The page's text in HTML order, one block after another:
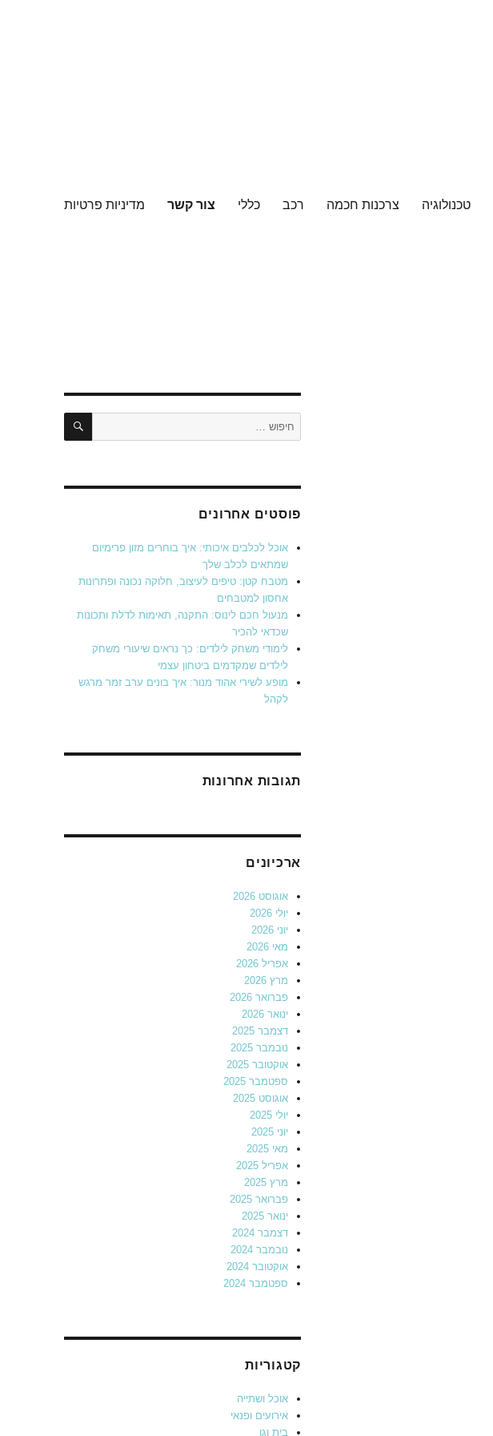
טכנולוגיה צרכנות חכמה רכב כללי צור קשר מדיניות פרטיות
חיפוש
פוסטים אחרונים
אוכל לכלבים איכותי: איך בוחרים מזון פרימיום
שמתאים לכלב שלך
מטבח קטן: טיפים לעיצוב, חלוקה נכונה ופתרונות
אחסון למטבחים
מנעול חכם לינוס: התקנה, תאימות לדלת ותכונות
שכדאי להכיר
לימודי משחק לילדים: כך נראים שיעורי משחק
לילדים שמקדמים ביטחון עצמי
מופע לשירי אהוד מנור: איך בונים ערב זמר מרגש
לקהל
תגובות אחרונות
ארכיונים
אוגוסט 2026
יולי 2026
יוני 2026
מאי 2026
אפריל 2026
מרץ 2026
פברואר 2026
ינואר 2026
דצמבר 2025
נובמבר 2025
אוקטובר 2025
ספטמבר 2025
אוגוסט 2025
יולי 2025
יוני 2025
מאי 2025
אפריל 2025
מרץ 2025
פברואר 2025
ינואר 2025
דצמבר 2024
נובמבר 2024
אוקטובר 2024
ספטמבר 2024
קטגוריות
אוכל ושתייה
אירועים ופנאי
בית וגן